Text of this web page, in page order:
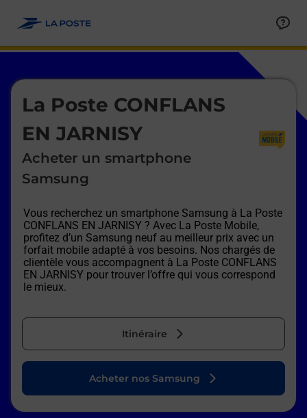
La Poste CONFLANS
EN JARNISY
Acheter un smartphone
Samsung
Vous recherchez un smartphone Samsung à La Poste
CONFLANS EN JARNISY ? Avec La Poste Mobile,
profitez d’un Samsung neuf au meilleur prix avec un
forfait mobile adapté à vos besoins. Nos chargés de
clientèle vous accompagnent à La Poste CONFLANS
EN JARNISY pour trouver l’offre qui vous correspond
le mieux.
Itinéraire
Le lien s'ouvre dans un nouvel onglet
Acheter nos Samsung